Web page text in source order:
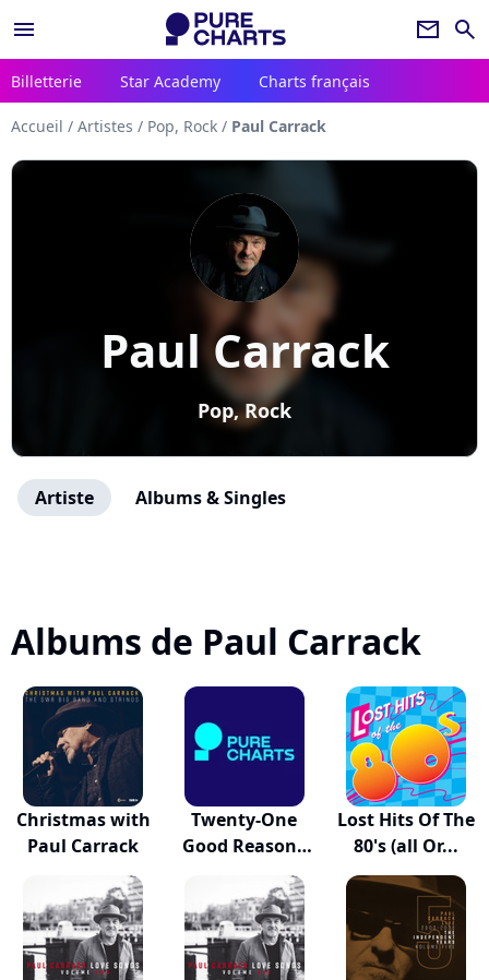
menu newsletter search
Billetterie Star Academy Charts français
Accueil / Artistes / Pop, Rock / Paul Carrack
Paul Carrack
Pop, Rock
Artiste Albums & Singles
Albums de Paul Carrack
Christmas with
Paul Carrack
Twenty-One
Good Reasons
Lost Hits Of The
80's (all Or...